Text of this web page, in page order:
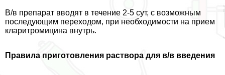
В/в препарат вводят в течение 2-5 сут, с возможным
последующим переходом, при необходимости на прием
кларитромицина внутрь.
Правила приготовления раствора для в/в введения